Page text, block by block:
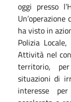
oggi presso
ha visto in
Polizia
Attività nel
territorio,
situazioni di
interesse